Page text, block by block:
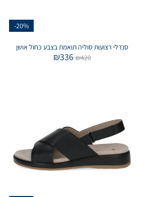
-20%
סנדלי רצועות סוליה תואמת בצבע כחול אושן
₪420
₪336